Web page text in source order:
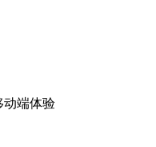
动端体验